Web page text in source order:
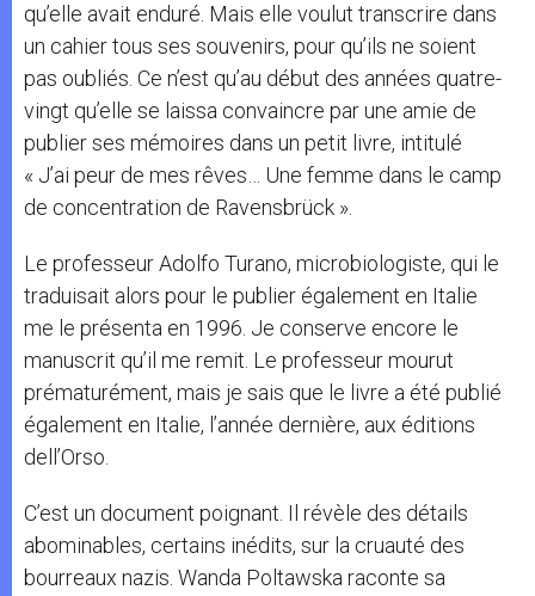
qu’elle avait enduré. Mais elle voulut transcrire dans
un cahier tous ses souvenirs, pour qu’ils ne soient
pas oubliés. Ce n’est qu’au début des années quatre-
vingt qu’elle se laissa convaincre par une amie de
publier ses mémoires dans un petit livre, intitulé
« J’ai peur de mes rêves… Une femme dans le camp
de concentration de Ravensbrück ».
Le professeur Adolfo Turano, microbiologiste, qui le
traduisait alors pour le publier également en Italie
me le présenta en 1996. Je conserve encore le
manuscrit qu’il me remit. Le professeur mourut
prématurément, mais je sais que le livre a été publié
également en Italie, l’année dernière, aux éditions
dell’Orso.
C’est un document poignant. Il révèle des détails
abominables, certains inédits, sur la cruauté des
bourreaux nazis. Wanda Poltawska raconte sa